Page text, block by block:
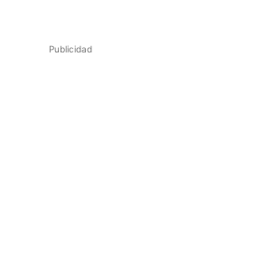
Publicidad